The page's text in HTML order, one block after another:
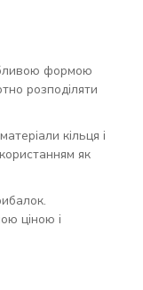
формою
розподіляти
кільця і
як
ціною і